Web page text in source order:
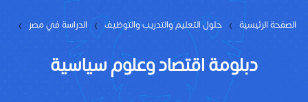
الصفحة الرئيسية › حلول التعليم والتدريب والتوظيف › الدراسة في مصر ›
دبلومة اقتصاد وعلوم سياسية